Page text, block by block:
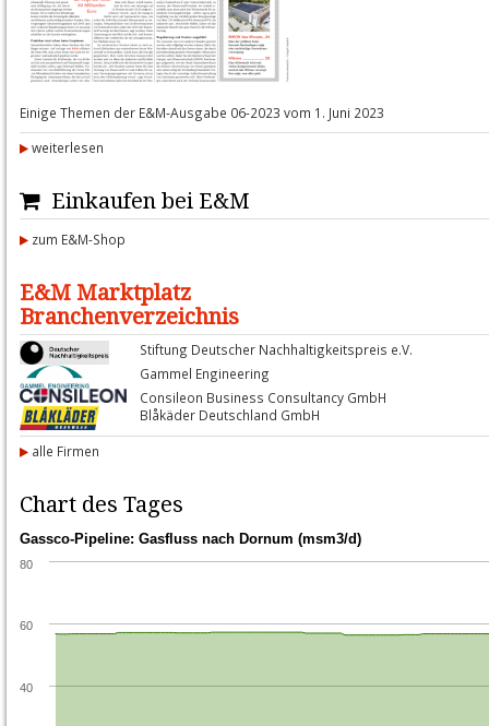
Einige Themen der E&M-Ausgabe 06-2023 vom 1. Juni 2023
weiterlesen
Einkaufen bei E&M
zum E&M-Shop
E&M Marktplatz
Branchenverzeichnis
Stiftung Deutscher Nachhaltigkeitspreis e.V.
Gammel Engineering
Consileon Business Consultancy GmbH
Blåkäder Deutschland GmbH
alle Firmen
Chart des Tages
40
60
80
Gassco-Pipeline: Gasfluss nach Dornum (msm3/d)